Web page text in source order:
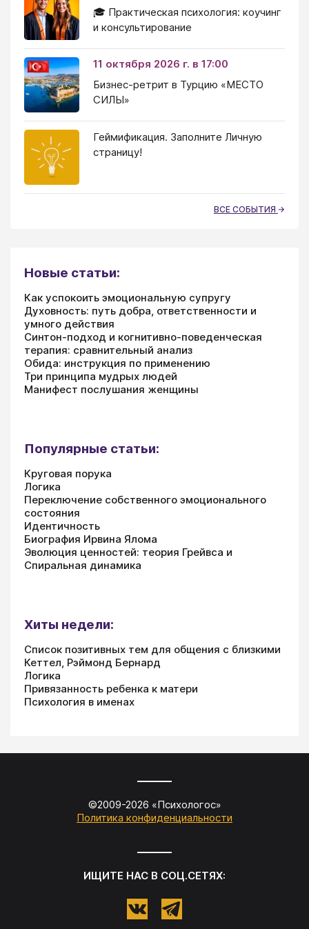
🎓 Практическая психология: коучинг
и консультирование
11 октября 2026 г. в 17:00
Бизнес-ретрит в Турцию «МЕСТО
СИЛЫ»
Геймификация. Заполните Личную
страницу!
ВСЕ СОБЫТИЯ
Новые статьи:
Как успокоить эмоциональную супругу
Духовность: путь добра, ответственности и
умного действия
Синтон-подход и когнитивно-поведенческая
терапия: сравнительный анализ
Обида: инструкция по применению
Три принципа мудрых людей
Манифест послушания женщины
Популярные статьи:
Круговая порука
Логика
Переключение собственного эмоционального
состояния
Идентичность
Биография Ирвина Ялома
Эволюция ценностей: теория Грейвса и
Спиральная динамика
Хиты недели:
Список позитивных тем для общения с близкими
Кеттел, Рэймонд Бернард
Логика
Привязанность ребенка к матери
Психология в именах
©2009-2026 «Психологос»
Политика конфиденциальности
ИЩИТЕ НАС В СОЦ.СЕТЯХ: